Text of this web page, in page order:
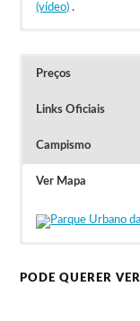
(vídeo) .
Preços
Links Oficiais
Campismo
Ver Mapa
no Concelho de
Parques de
PODE QUERER